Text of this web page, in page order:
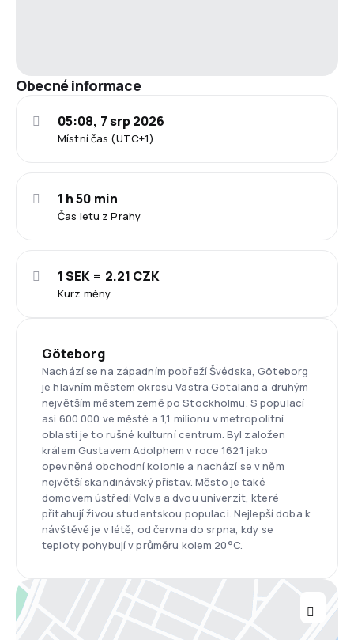
Obecné informace
Místní čas (UTC+1)
05:08, 7 srp 2026
Čas letu z Prahy
1 h 50 min
Kurz měny
1 SEK = 2.21 CZK
Göteborg
Nachází se na západním pobřeží Švédska, Göteborg
je hlavním městem okresu Västra Götaland a druhým
největším městem země po Stockholmu. S populací
asi 600 000 ve městě a 1,1 milionu v metropolitní
oblasti je to rušné kulturní centrum. Byl založen
králem Gustavem Adolphem v roce 1621 jako
opevněná obchodní kolonie a nachází se v něm
největší skandinávský přístav. Město je také
domovem ústředí Volva a dvou univerzit, které
přitahují živou studentskou populaci. Nejlepší doba k
návštěvě je v létě, od června do srpna, kdy se
teploty pohybují v průměru kolem 20°C.